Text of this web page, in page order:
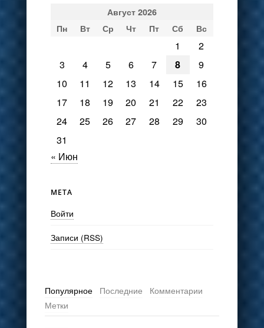
Август 2026
Пн
Вт Ср Чт Пт Сб Вс
1
2
3
4 5 6 7 8
9
10
11 12 13 14 15
16
17
18 19 20 21 22
23
24
25 26 27 28 29
30
31
« Июн
МЕТА
Войти
Записи (RSS)
Популярное Последние
Комментарии
Метки